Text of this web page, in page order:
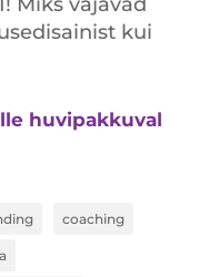
kui
huvipakkuval
coaching